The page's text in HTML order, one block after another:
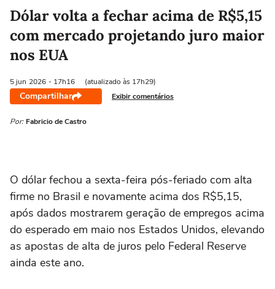
Dólar volta a fechar acima de R$5,15
com mercado projetando juro maior
nos EUA
5 jun 2026 - 17h16 (atualizado às 17h29)
Compartilhar Exibir comentários
Por: Fabricio de Castro
O dólar ‌fechou a sexta-feira pós-feriado com alta
firme no Brasil e novamente acima dos R$5,15,
após dados mostrarem geração de empregos acima
do esperado em maio nos Estados Unidos, elevando
as apostas de alta de juros pelo Federal Reserve
ainda este ano.